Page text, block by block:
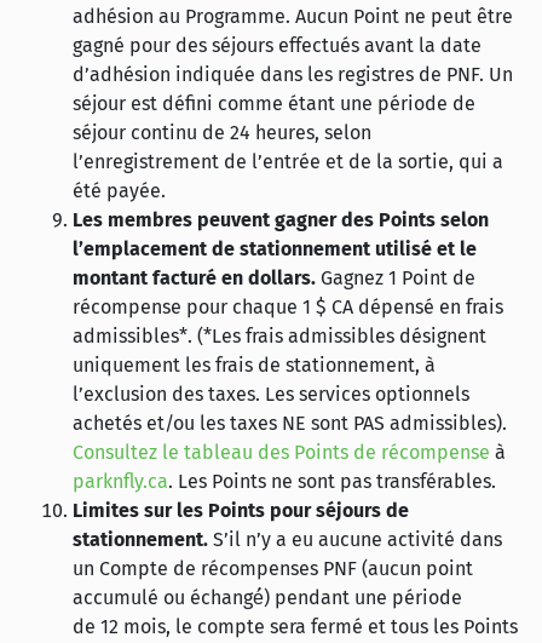
adhésion au Programme. Aucun Point ne peut être
gagné pour des séjours effectués avant la date
d’adhésion indiquée dans les registres de PNF. Un
séjour est défini comme étant une période de
séjour continu de 24 heures, selon
l’enregistrement de l’entrée et de la sortie, qui a
été payée.
Les membres peuvent gagner des Points selon
l’emplacement de stationnement utilisé et le
montant facturé en dollars. Gagnez 1 Point de
récompense pour chaque 1 $ CA dépensé en frais
admissibles*. (*Les frais admissibles désignent
uniquement les frais de stationnement, à
l’exclusion des taxes. Les services optionnels
achetés et/ou les taxes NE sont PAS admissibles).
Consultez le tableau des Points de récompense à
parknfly.ca. Les Points ne sont pas transférables.
Limites sur les Points pour séjours de
stationnement. S’il n’y a eu aucune activité dans
un Compte de récompenses PNF (aucun point
accumulé ou échangé́) pendant une période
de 12 mois, le compte sera fermé et tous les Points